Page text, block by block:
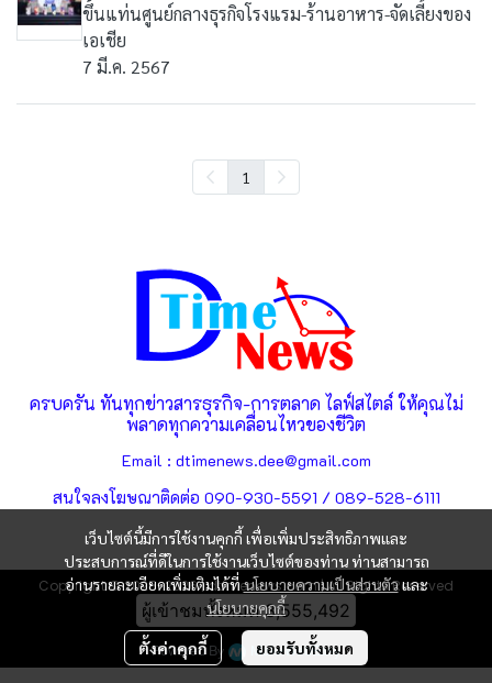
ขึ้นแท่นศูนย์กลางธุรกิจโรงแรม-ร้านอาหาร-จัดเลี้ยงของ
เอเชีย
7 มี.ค. 2567
1
เว็บไซต์นี้มีการใช้งานคุกกี้ เพื่อเพิ่มประสิทธิภาพและ
ประสบการณ์ที่ดีในการใช้งานเว็บไซต์ของท่าน ท่านสามารถ
อ่านรายละเอียดเพิ่มเติมได้ที่นโยบายความเป็นส่วนตัวและ
นโยบายคุกกี้
ตั้งค่าคุกกี้ ยอมรับทั้งหมด
ครบครัน ทันทุกข่าวสารธุรกิจ-การตลาด ไลฟ์สไตล์ ให้คุณไม่
พลาดทุกความเคลื่อนไหวของชีวิต
Email : dtimenews.dee@gmail.com
สนใจลงโฆษณาติดต่อ 090-930-5591 / 089-528-6111
Copyright © 2025-2026 | dtimenews.com | All Rights Reserved
ผู้เข้าชมทั้งหมด3,555,492
Powered By MakeWebEasy